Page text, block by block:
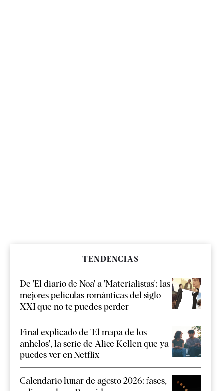
TENDENCIAS
De 'El diario de Noa' a 'Materialistas': las
mejores películas románticas del siglo
XXI que no te puedes perder
Final explicado de 'El mapa de los
anhelos', la serie de Alice Kellen que ya
puedes ver en Netflix
Calendario lunar de agosto 2026: fases,